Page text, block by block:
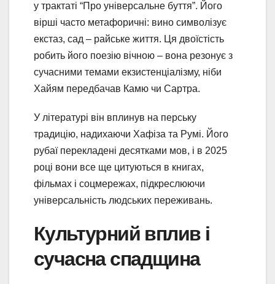
у трактаті “Про універсальне буття”. Його
вірші часто метафоричні: вино символізує
екстаз, сад – райське життя. Ця двоїстість
робить його поезію вічною – вона резонує з
сучасними темами екзистенціалізму, ніби
Хайям передбачав Камю чи Сартра.
У літературі він вплинув на перську
традицію, надихаючи Хафіза та Румі. Його
рубаї перекладені десятками мов, і в 2025
році вони все ще цитуються в книгах,
фільмах і соцмережах, підкреслюючи
універсальність людських переживань.
Культурний вплив і
сучасна спадщина